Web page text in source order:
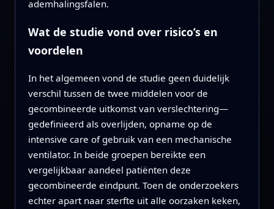
ademhalingsfalen.
Wat de studie vond over risico’s en
voordelen
In het algemeen vond de studie geen duidelijk
verschil tussen de twee middelen voor de
gecombineerde uitkomst van verslechtering—
gedefinieerd als overlijden, opname op de
intensive care of gebruik van een mechanische
ventilator. In beide groepen bereikte een
vergelijkbaar aandeel patiënten deze
gecombineerde eindpunt. Toen de onderzoekers
echter apart naar sterfte uit alle oorzaken keken,